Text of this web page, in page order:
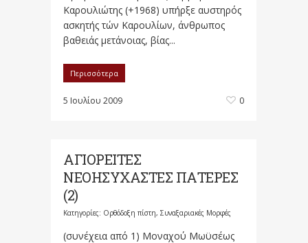
Καρουλιώτης (+1968) υπήρξε αυστηρός
ασκητής τών Καρουλίων, άνθρωπος
βαθειάς μετάνοιας, βίας...
Περισσότερα
5 Ιουλίου 2009 0
ΑΓΙΟΡΕΙΤΕΣ
ΝΕΟΗΣΥΧΑΣΤΕΣ ΠΑΤΕΡΕΣ
(2)
Κατηγορίες: Ορθόδοξη πίστη, Συναξαριακές Μορφές
(συνέχεια από 1) Μοναχού Μωϋσέως